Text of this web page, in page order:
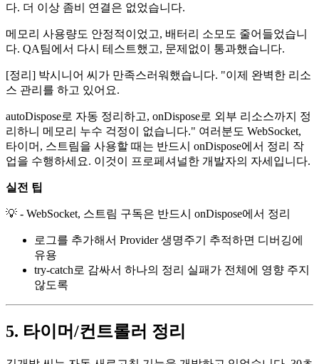
다. 더 이상 좀비 연결은 없었습니다.
메모리 사용량도 안정적이었고, 배터리 소모도 줄어들었습니
다. QA팀에서 다시 테스트했고, 문제없이 통과했습니다.
[정리] 박시니어 씨가 만족스러워했습니다. "이제 완벽한 리소
스 관리를 하고 있어요.
autoDispose로 자동 정리하고, onDispose로 외부 리소스까지 정
리하니 메모리 누수 걱정이 없습니다." 여러분도 WebSocket,
타이머, 스트림을 사용할 때는 반드시 onDispose에서 정리 작
업을 수행하세요. 이것이 프로페셔널한 개발자의 자세입니다.
실전 팁
💡 - WebSocket, 스트림 구독은 반드시 onDispose에서 정리
로그를 추가해서 Provider 생명주기 추적하면 디버깅에
유용
try-catch로 감싸서 하나의 정리 실패가 전체에 영향 주지
않도록
5. 타이머/컨트롤러 정리